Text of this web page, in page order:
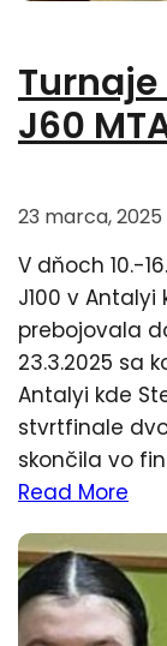
Turnaje
J60
23 marca, 2025
V dňoch 10.-
J100 v
prebojovala
23.3.2025 sa
Antalyi kde
stvrtfinale
skončila vo
Read More